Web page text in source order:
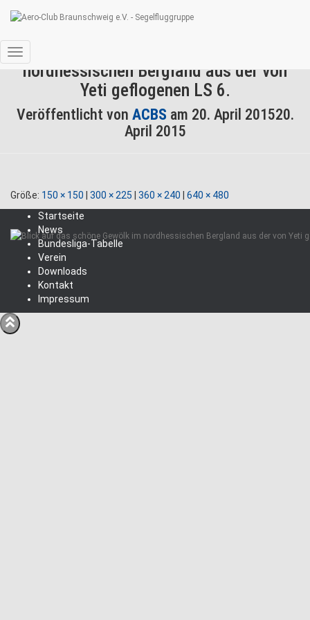
Navigation
umschalten
nordhessischen Bergland aus der von
Yeti geflogenen LS 6.
Veröffentlicht von ACBS am 20. April 201520.
April 2015
Größe: 150 × 150 300 × 225 360 × 240
640 × 480
Startseite
News
Bundesliga-Tabelle
Verein
Downloads
Kontakt
Impressum